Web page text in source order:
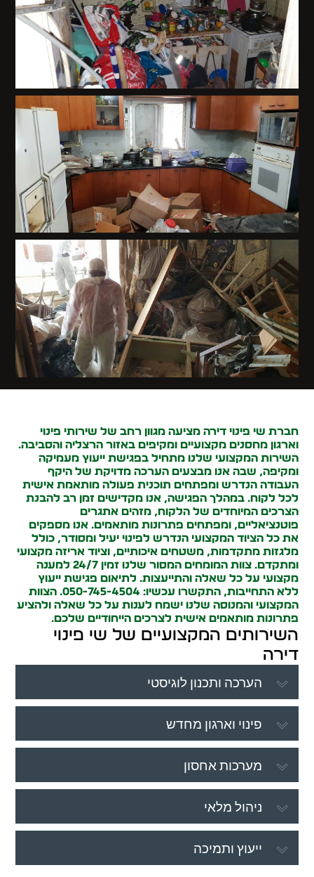
חברת שי פינוי דירה מציעה מגוון רחב של שירותי פינוי
וארגון מחסנים מקצועיים ומקיפים באזור הרצליה והסביבה.
השירות המקצועי שלנו מתחיל בפגישת ייעוץ מעמיקה
ומקיפה, שבה אנו מבצעים הערכה מדויקת של היקף
העבודה הנדרש ומפתחים תוכנית פעולה מותאמת אישית
לכל לקוח. במהלך הפגישה, אנו מקדישים זמן רב להבנת
הצרכים המיוחדים של הלקוח, מזהים אתגרים
פוטנציאליים, ומפתחים פתרונות מותאמים. אנו מספקים
את כל הציוד המקצועי הנדרש לפינוי יעיל ומסודר, כולל
מלגזות מתקדמות, משטחים איכותיים, וציוד אריזה מקצועי
ומתקדם. צוות המומחים המסור שלנו זמין 24/7 למענה
מקצועי על כל שאלה והתייעצות. לתיאום פגישת ייעוץ
ללא התחייבות, התקשרו עכשיו: 050-745-4504. הצוות
המקצועי והמנוסה שלנו ישמח לענות על כל שאלה ולהציע
פתרונות מותאמים אישית לצרכים הייחודיים שלכם.
השירותים המקצועיים של שי פינוי
דירה
הערכה ותכנון לוגיסטי
פינוי וארגון מחדש
מערכות אחסון
ניהול מלאי
ייעוץ ותמיכה